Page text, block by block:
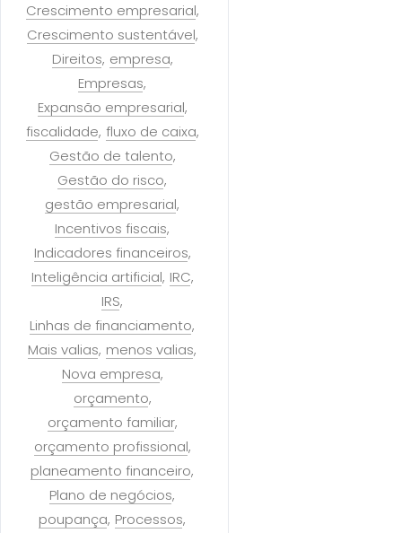
Crescimento empresarial
Crescimento sustentável
Direitos empresa
Empresas
Expansão empresarial
fiscalidade fluxo de caixa
Gestão de talento
Gestão do risco
gestão empresarial
Incentivos fiscais
Indicadores financeiros
Inteligência artificial IRC
IRS
Linhas de financiamento
Mais valias menos valias
Nova empresa
orçamento
orçamento familiar
orçamento profissional
planeamento financeiro
Plano de negócios
poupança Processos